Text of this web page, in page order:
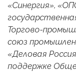
«Синергия»,
Торгово-
союз
«Деловая
поддержке